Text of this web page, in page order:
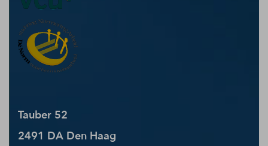
Tauber 52
2491 DA Den Haag